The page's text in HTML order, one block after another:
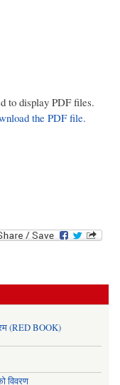
to display PDF files.
the PDF file.
(RED BOOK)
विवरण